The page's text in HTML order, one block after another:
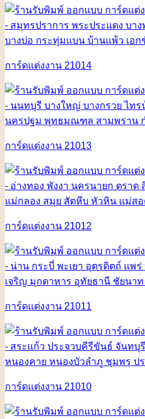
การ์ดแต่งงาน 21014
การ์ดแต่งงาน 21013
การ์ดแต่งงาน 21012
การ์ดแต่งงาน 21011
การ์ดแต่งงาน 21010